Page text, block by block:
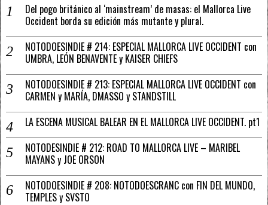
Del pogo británico al ‘mainstream’ de masas: el Mallorca Live
Occident borda su edición más mutante y plural.
NOTODOESINDIE # 214: ESPECIAL MALLORCA LIVE OCCIDENT con
UMBRA, LEÓN BENAVENTE y KAISER CHIEFS
NOTODOESINDIE # 213: ESPECIAL MALLORCA LIVE OCCIDENT con
CARMEN y MARÍA, DMASSO y STANDSTILL
LA ESCENA MUSICAL BALEAR EN EL MALLORCA LIVE OCCIDENT. pt1
NOTODESINDIE # 212: ROAD TO MALLORCA LIVE – MARIBEL
MAYANS y JOE ORSON
NOTODOESINDIE # 208: NOTODOESCRANC con FIN DEL MUNDO,
TEMPLES y SVSTO